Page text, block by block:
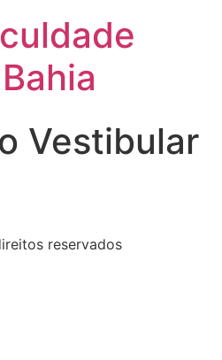
Vestibular
reservados